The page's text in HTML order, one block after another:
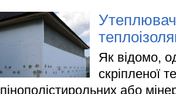
Утеплювач
Як відомо,
скріпленої
пінополістирольних або